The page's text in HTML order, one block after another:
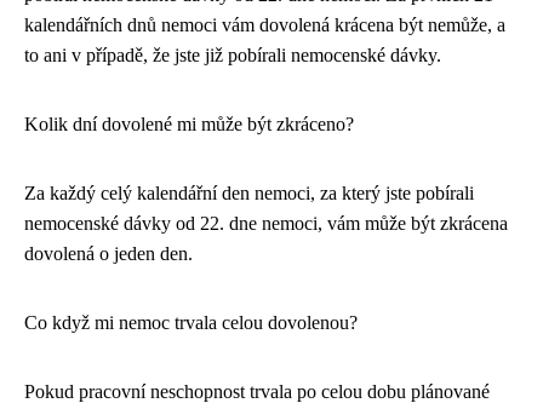
kalendářních dnů nemoci vám dovolená krácena být nemůže, a
to ani v případě, že jste již pobírali nemocenské dávky.
Kolik dní dovolené mi může být zkráceno?
Za každý celý kalendářní den nemoci, za který jste pobírali
nemocenské dávky od 22. dne nemoci, vám může být zkrácena
dovolená o jeden den.
Co když mi nemoc trvala celou dovolenou?
Pokud pracovní neschopnost trvala po celou dobu plánované